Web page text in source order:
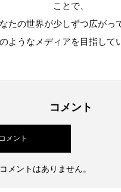
ことで、
たの世界が少しずつ広がっ
ようなメディアを目指して
コメント
メント
メントはありません。